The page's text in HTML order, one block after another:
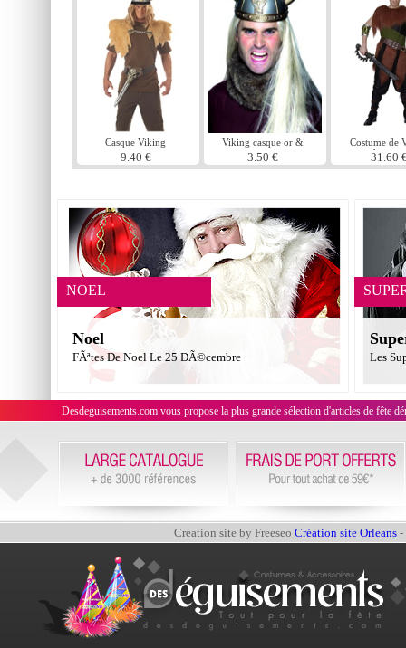
Casque Viking
9.40 €
Viking casque or &
argent
3.50 €
Costume de
homme
31.60
NOEL
Noel
FÃªtes De Noel Le 25 DÃ©cembre Les
Desdeguisements.com vous propose la plus grande sélection d'articles de fête
Creation site by FreeseoCréation site Orleans -